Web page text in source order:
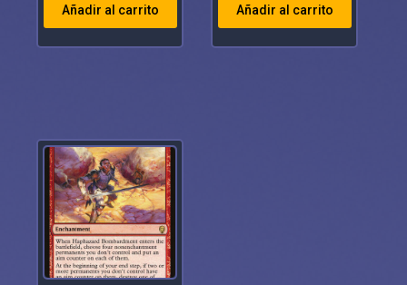
Añadir al carrito Añadir al carrito